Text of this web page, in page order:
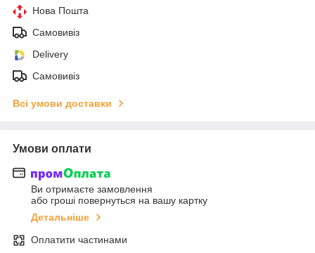
Нова Пошта
Самовивіз
Delivery
Самовивіз
Всі умови доставки
Умови оплати
Ви отримаєте замовлення
або гроші повернуться на вашу картку
Детальніше
Оплатити частинами